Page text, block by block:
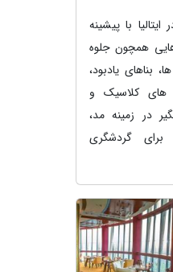
با پیشینه
همچون جلوه
بناهای یادبود،
کلاسیک و
در زمینه مد،
برای گردشگری